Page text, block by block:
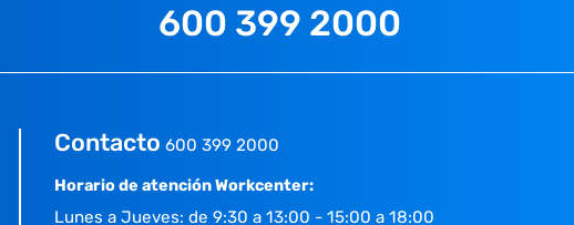
600 399 2000
Contacto 600 399 2000
Horario de atención Workcenter:
Lunes a Jueves: de 9:30 a 13:00 - 15:00 a 18:00